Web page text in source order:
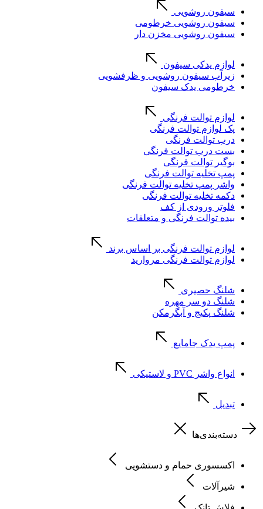
سیفون روشویی
سیفون روشویی خرطومی
سیفون روشویی مخزن دار
لوازم یدکی سیفون
زیرآب سیفون روشویی و ظرفشویی
خرطومی یدک سیفون
لوازم توالت فرنگی
پک لوازم توالت فرنگی
درب توالت فرنگی
بست درب توالت فرنگی
بوگیر توالت فرنگی
پمپ تخلیه توالت فرنگی
واشر پمپ تخلیه توالت فرنگی
دکمه تخلیه توالت فرنگی
فلوتر ورودی از کف
بیده توالت فرنگی و متعلقات
لوازم توالت فرنگی بر اساس برند
لوازم توالت فرنگی مروارید
شلنگ حصیری
شلنگ دو سر مهره
شلنگ پکیج و آبگرمکن
پمپ یدک جامایع
انواع واشر PVC و لاستیکی
تبدیل
دسته‌بندی‌ها
اکسسوری حمام و دستشویی
شیرآلات